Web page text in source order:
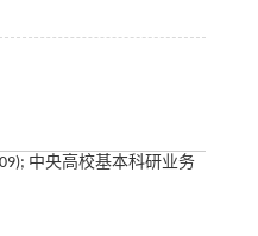
中央高校基本科研业务